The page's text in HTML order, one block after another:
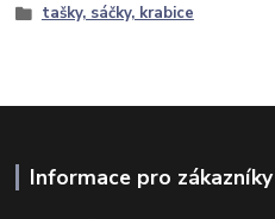
tašky, sáčky, krabice
Informace pro zákazníky